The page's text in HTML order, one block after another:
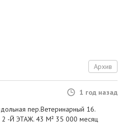
Архив
1 год назад
пер.Ветеринарный 16.
-Й ЭТАЖ. 43 М² 35 000 месяц